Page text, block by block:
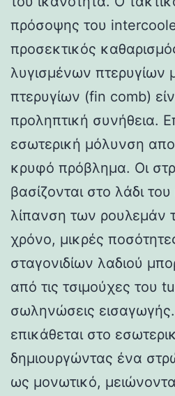
πρόσοψης του
προσεκτικός
λυγισμένων πτερυγίων
πτερυγίων (fin comb)
προληπτική συνήθεια.
εσωτερική μόλυνση
κρυφό πρόβλημα. Οι
βασίζονται στο λάδι
λίπανση των ρουλεμάν
χρόνο, μικρές
σταγονιδίων λαδιού
από τις τσιμούχες του
σωληνώσεις
επικάθεται στο
δημιουργώντας ένα
ως μονωτικό,